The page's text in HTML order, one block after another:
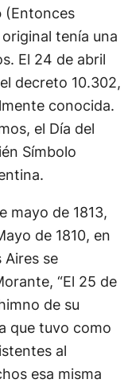
(Entonces
tenía una
El 24 de abril
decreto 10.302,
conocida.
el Día del
Símbolo
mayo de 1813,
de 1810, en
Aires se
“El 25 de
de su
que tuvo como
al
esa misma